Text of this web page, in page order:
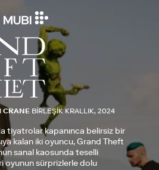
CRANE BIRLEŞIK KRALLIK, 2024
tiyatrolar kapanınca belirsiz bir
kalan iki oyuncu, Grand Theft
sanal kaosunda teselli
oyunun sürprizlerle dolu